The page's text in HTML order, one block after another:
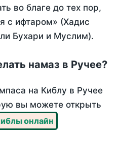
во благе до тех пор,
с ифтаром» (Хадис
Бухари и Муслим).
намаз в Ручее?
на Киблу в Ручее
вы можете открыть
онлайн